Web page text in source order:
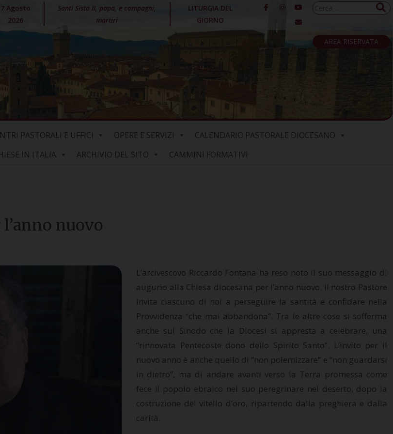
7 Agosto
2026
Santi Sisto II, papa, e compagni,
martiri
LITURGIA DEL
GIORNO
Ricerca
AREA RISERVATA
PASTORALI E UFFICI OPERE E SERVIZI
CALENDARIO PASTORALE DIOCESANO
IN ITALIA
ARCHIVIO DEL SITO CAMMINI FORMATIVI
nuovo
L’arcivescovo Riccardo Fontana ha reso noto il suo messaggio di
augurio alla Chiesa diocesana per l’anno nuovo. Il nostro Pastore
invita ciascuno di noi a perseguire la santità e confidare nella
Provvidenza “che mai abbandona”. Tra le altre cose si sofferma
anche sul Sinodo che la Diocesi si appresta a celebrare, una
“rinnovata Pentecoste dono dello Spirito Santo”. L’invito per il
nuovo anno è anche quello di “non polemizzare” e “non guardarsi
in dietro”, ma di andare avanti verso la Terra promessa come
fece il popolo ebraico nel suo peregrinare nel deserto, dopo la
costruzione del vitello d’oro, ripartendo dalla preghiera e dalla
carità.